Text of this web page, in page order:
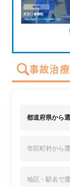
事故治療